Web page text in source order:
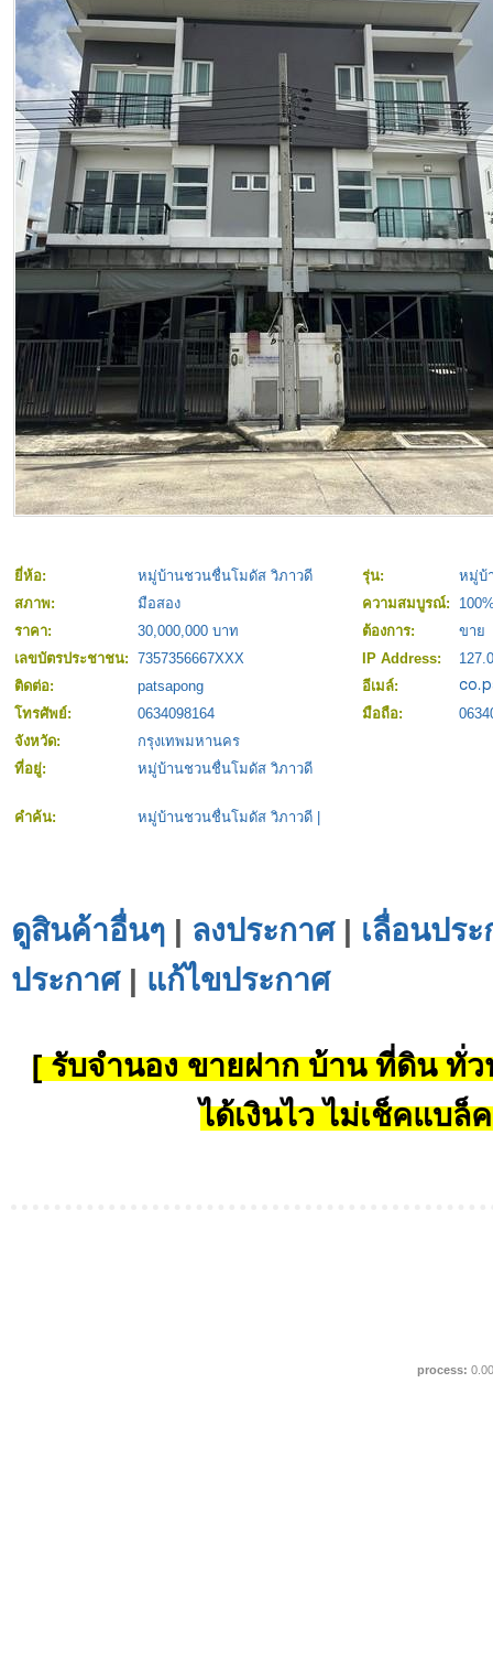
ยี่ห้อ: หมู่บ้านชวนชื่นโมดัส วิภาวดี รุ่น:
หมู่บ้
สภาพ:
มือสอง ความสมบูรณ์:
ราคา:
30,000,000 บาท ต้องการ:
ขาย
เลขบัตรประชาชน: 7357356667XXX IP Address:
ติดต่อ:
patsapong
อีเมล์:
โทรศัพย์:
0634098164 มือถือ:
จังหวัด:
กรุงเทพมหานคร
ที่อยู่:
หมู่บ้านชวนชื่นโมดัส วิภาวดี
คำค้น: หมู่บ้านชวนชื่นโมดัส วิภาวดี
ดูสินค้าอื่นๆ | ลงประกาศ| เลื่อนปร
ประกาศ| แก้ไขประกาศ
[ รับจำนอง ขายฝาก บ้าน ที่ดิน ทั่ว
ได้เงินไว ไม่เช็คแบล็
process: